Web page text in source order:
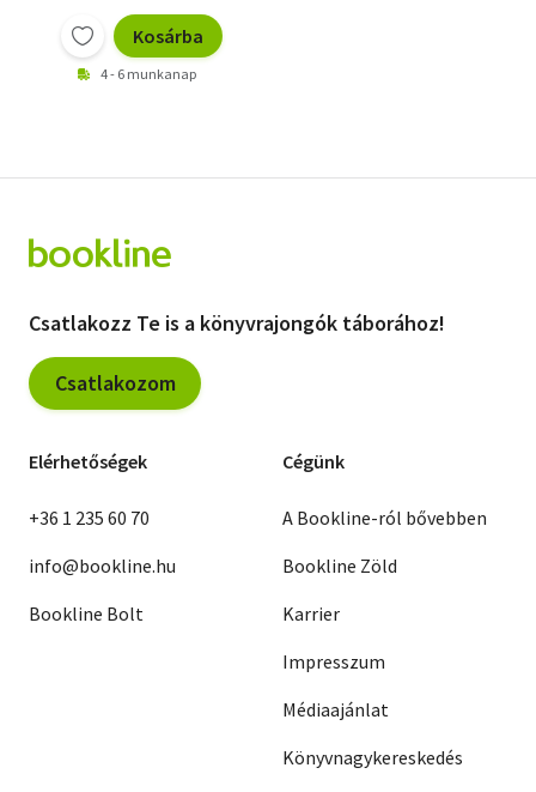
Kosárba
4 - 6 munkanap
Csatlakozz Te is a könyvrajongók táborához!
Csatlakozom
Elérhetőségek
+36 1 235 60 70
info@bookline.hu
Bookline Bolt
Cégünk
A Bookline-ról bővebben
Bookline Zöld
Karrier
Impresszum
Médiaajánlat
Könyvnagykereskedés